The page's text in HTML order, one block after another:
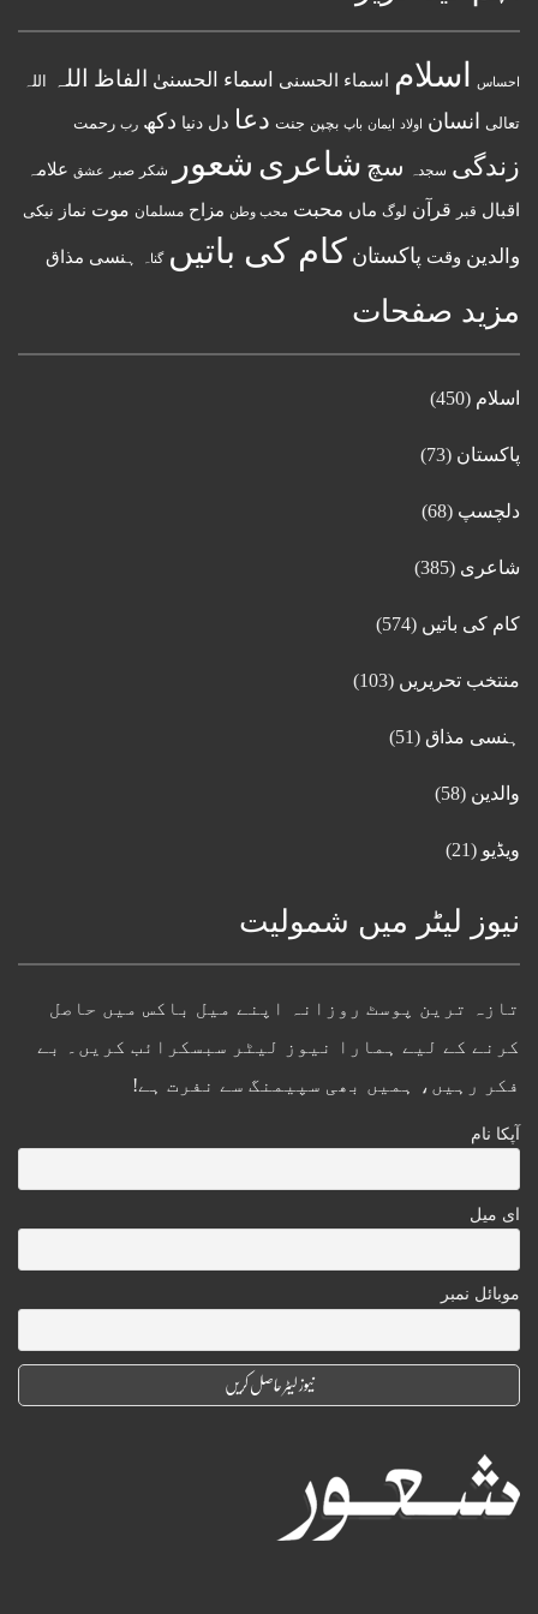
احساس اسلام اسماء الحسنى اسماء الحسنیٰ الفاظ اللہ اللہ
تعالی انسان اولاد ایمان باپ بچپن جنت دعا دل دنیا دکھ رب رحمت
زندگی سجدہ سچ شاعری شعور شکر صبر عشق علامہ
اقبال قبر قرآن لوگ ماں محبت محب وطن مزاح مسلمان موت نماز نیکی
والدین وقت پاکستان کام کی باتیں گناہ ہنسی مذاق
مزید صفحات
اسلام (450)
پاکستان (73)
دلچسپ (68)
شاعری (385)
کام کی باتیں (574)
منتخب تحریریں (103)
ہنسی مذاق (51)
والدین (58)
ویڈیو (21)
نیوز لیٹر میں شمولیت
تازہ ترین پوسٹ روزانہ اپنے میل باکس میں حاصل
کرنے کے لیے ہمارا نیوز لیٹر سبسکرائب کریں۔ بے
فکر رہیں، ہمیں بھی سپیمنگ سے نفرت ہے!
آپکا نام
ای میل
موبائل نمبر